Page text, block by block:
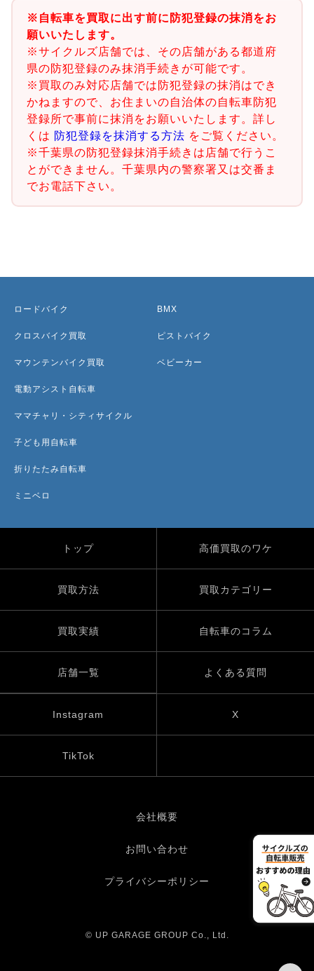
※自転車を買取に出す前に防犯登録の抹消をお
願いいたします。
※サイクルズ店舗では、その店舗がある都道府
県の防犯登録のみ抹消手続きが可能です。
※買取のみ対応店舗では防犯登録の抹消はでき
かねますので、お住まいの自治体の自転車防犯
登録所で事前に抹消をお願いいたします。詳し
くは 防犯登録を抹消する方法 をご覧ください。
※千葉県の防犯登録抹消手続きは店舗で行うこ
とができません。千葉県内の警察署又は交番ま
でお電話下さい。
ロードバイク
クロスバイク買取
マウンテンバイク買取
電動アシスト自転車
ママチャリ・シティサイクル
子ども用自転車
折りたたみ自転車
ミニベロ
BMX
ピストバイク
ベビーカー
トップ 高価買取のワケ
買取方法 買取カテゴリー
買取実績 自転車のコラム
店舗一覧 よくある質問
Instagram X
TikTok
会社概要
お問い合わせ
プライバシーポリシー
© UP GARAGE GROUP Co., Ltd.